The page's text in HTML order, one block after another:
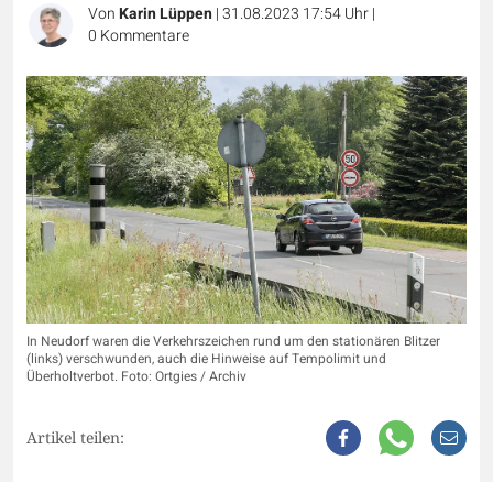
VonKarin Lüppen|31.08.2023 17:54 Uhr|
0 Kommentare
In Neudorf waren die Verkehrszeichen rund um den stationären Blitzer
(links) verschwunden, auch die Hinweise auf Tempolimit und
Überholtverbot. Foto: Ortgies / Archiv
Artikel teilen: